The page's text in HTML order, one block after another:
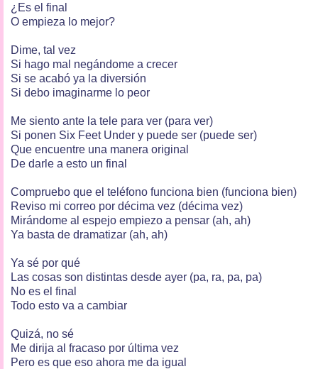
¿Es el final
O empieza lo mejor?
Dime, tal vez
Si hago mal negándome a crecer
Si se acabó ya la diversión
Si debo imaginarme lo peor
Me siento ante la tele para ver (para ver)
Si ponen Six Feet Under y puede ser (puede ser)
Que encuentre una manera original
De darle a esto un final
Compruebo que el teléfono funciona bien (funciona bien)
Reviso mi correo por décima vez (décima vez)
Mirándome al espejo empiezo a pensar (ah, ah)
Ya basta de dramatizar (ah, ah)
Ya sé por qué
Las cosas son distintas desde ayer (pa, ra, pa, pa)
No es el final
Todo esto va a cambiar
Quizá, no sé
Me dirija al fracaso por última vez
Pero es que eso ahora me da igual